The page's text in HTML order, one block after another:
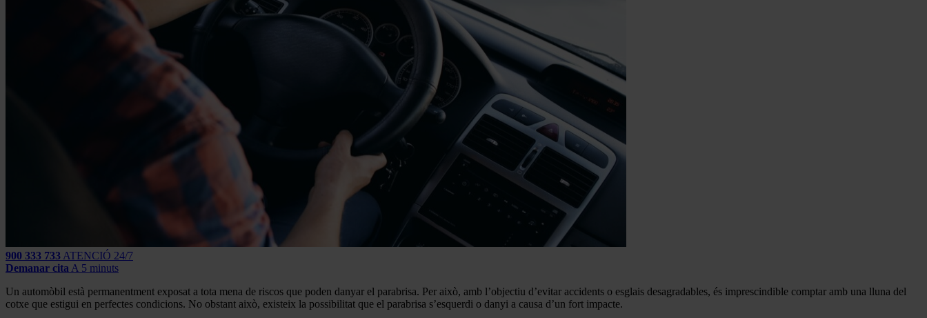
900 333 733 ATENCIÓ 24/7
Demanar cita A 5 minuts
Un automòbil està permanentment exposat a tota mena de riscos que poden danyar el parabrisa. Per això, amb l’objectiu d’evitar accidents o esglais desagradables, és imprescindible comptar amb una lluna del
cotxe que estigui en perfectes condicions. No obstant això, existeix la possibilitat que el parabrisa s’esquerdi o danyi a causa d’un fort impacte.